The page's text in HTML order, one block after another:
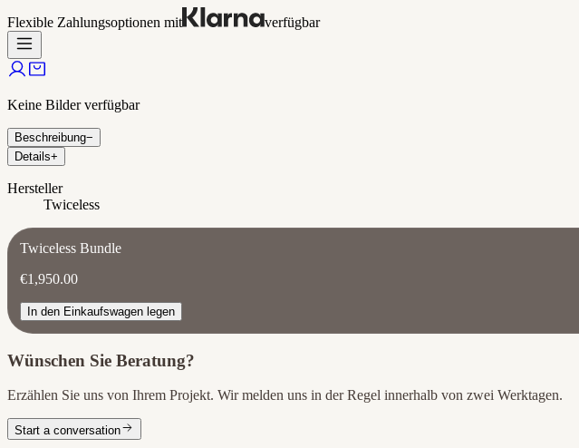
Flexible Zahlungsoptionen mit verfügbar
Keine Bilder verfügbar
Beschreibung−
Details+
Hersteller
Twiceless
Twiceless Bundle
€1,950.00
In den Einkaufswagen legen
Wünschen Sie Beratung?
Erzählen Sie uns von Ihrem Projekt. Wir melden uns in der Regel innerhalb von zwei Werktagen.
Start a conversation